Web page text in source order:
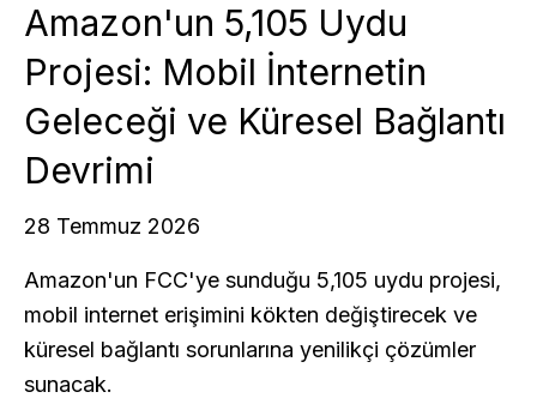
Amazon'un 5,105 Uydu
Projesi: Mobil İnternetin
Geleceği ve Küresel Bağlantı
Devrimi
28 Temmuz 2026
Amazon'un FCC'ye sunduğu 5,105 uydu projesi,
mobil internet erişimini kökten değiştirecek ve
küresel bağlantı sorunlarına yenilikçi çözümler
sunacak.